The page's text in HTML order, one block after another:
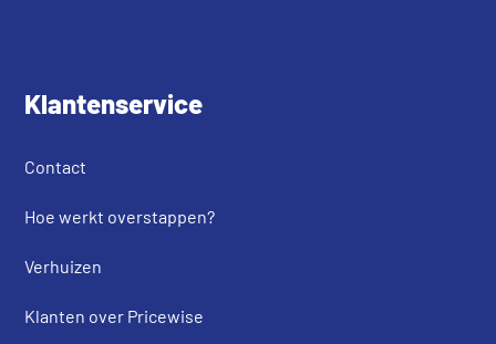
Klantenservice
Contact
Hoe werkt overstappen?
Verhuizen
Klanten over Pricewise